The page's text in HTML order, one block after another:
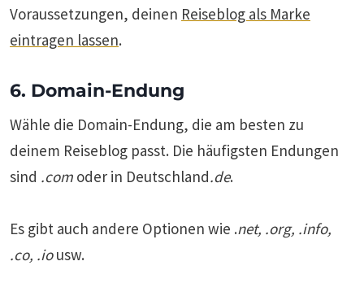
Voraussetzungen, deinen Reiseblog als Marke
eintragen lassen.
6. Domain-Endung
Wähle die Domain-Endung, die am besten zu
deinem Reiseblog passt. Die häufigsten Endungen
sind .com oder in Deutschland.de.
Es gibt auch andere Optionen wie .net, .org, .info,
.co, .iousw.